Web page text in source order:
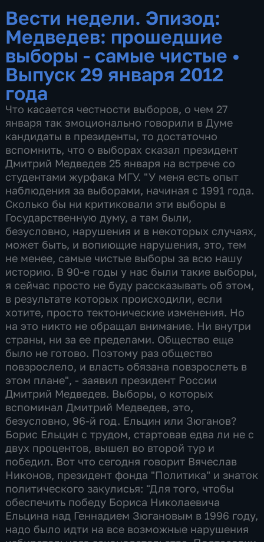
Вести недели. Эпизод:
Медведев: прошедшие
выборы - самые чистые •
Выпуск 29 января 2012
года
Что касается честности выборов, о чем 27
января так эмоционально говорили в Думе
кандидаты в президенты, то достаточно
вспомнить, что о выборах сказал президент
Дмитрий Медведев 25 января на встрече со
студентами журфака МГУ. "У меня есть опыт
наблюдения за выборами, начиная с 1991 года.
Сколько бы ни критиковали эти выборы в
Государственную думу, а там были,
безусловно, нарушения и в некоторых случаях,
может быть, и вопиющие нарушения, это, тем
не менее, самые чистые выборы за всю нашу
историю. В 90-е годы у нас были такие выборы,
я сейчас просто не буду рассказывать об этом,
в результате которых происходили, если
хотите, просто тектонические изменения. Но
на это никто не обращал внимание. Ни внутри
страны, ни за ее пределами. Общество еще
было не готово. Поэтому раз общество
повзрослело, и власть обязана повзрослеть в
этом плане", - заявил президент России
Дмитрий Медведев. Выборы, о которых
вспоминал Дмитрий Медведев, это,
безусловно, 96-й год. Ельцин или Зюганов?
Борис Ельцин с трудом, стартовав едва ли не с
двух процентов, вышел во второй тур и
победил. Вот что сегодня говорит Вячеслав
Никонов, президент фонда "Политика" и знаток
политического закулисья: "Для того, чтобы
обеспечить победу Бориса Николаевича
Ельцина над Геннадием Зюгановым в 1996 году,
надо было идти на все возможные нарушения